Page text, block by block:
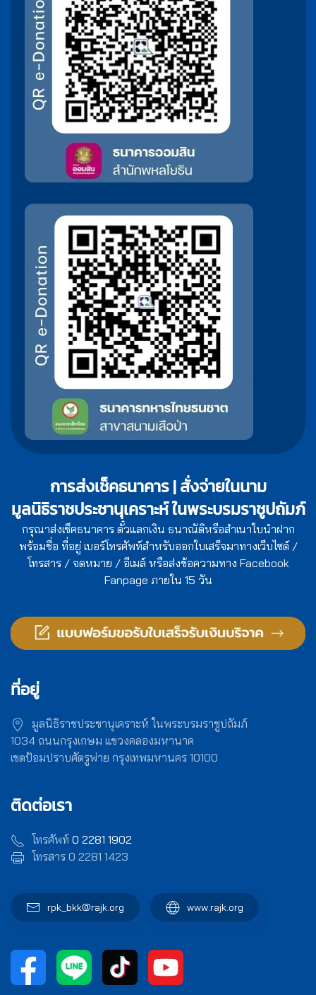
การส่งเช็คธนาคาร | สั่งจ่ายในนาม
มูลนิธิราชประชานุเคราะห์ ในพระบรมราชูปถัมภ์
กรุณาส่งเช็คธนาคาร ตั๋วแลกเงิน ธนาณัติหรือสำเนาใบนำฝาก
พร้อมชื่อ ที่อยู่ เบอร์โทรศัพท์สำหรับออกใบเสร็จมาทางเว็บไซต์ /
โทรสาร / จดหมาย / อีเมล์ หรือส่งข้อความทาง Facebook
Fanpage ภายใน 15 วัน
ที่อยู่
มูลนิธิราชประชานุเคราะห์ ในพระบรมราชูปถัมภ์
1034 ถนนกรุงเกษม แขวงคลองมหานาค
เขตป้อมปราบศัตรูพ่าย กรุงเทพมหานคร 10100
ติดต่อเรา
โทรศัพท์ 0 2281 1902
โทรสาร 0 2281 1423
rpk_bkk@rajk.org www.rajk.org